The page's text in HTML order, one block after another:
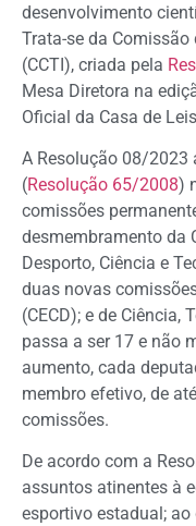
desenvolvimento
Trata-se da
(CCTI), criada pela
Mesa Diretora na
Oficial da Casa de
A Resolução 08/2023
(Resolução 65/2008)
comissões
desmembramento da
Desporto, Ciência e
duas novas
(CECD); e de Ciência,
passa a ser 17 e não
aumento, cada
membro efetivo, de
comissões.
De acordo com a
assuntos atinentes à
esportivo estadual;